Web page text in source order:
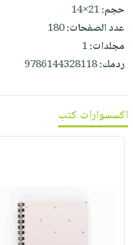
معنا
حجم:21×14
عدد الصفحات:180
مجلدات:1
ردمك:9786144328118
اكسسوارات كتب